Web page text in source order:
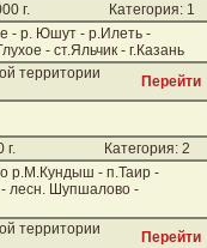
г.
Категория: 1
- р. Юшут - р.Илеть -
- ст.Яльчик - г.Казань
территории
Перейти
г.
Категория: 2
р.М.Кундыш - п.Таир -
лесн. Шупшалово -
территории
Перейти